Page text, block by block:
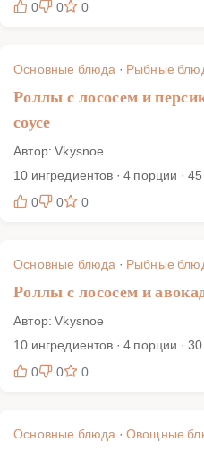
0 0 0
Основные блюда · Рыбные
Роллы с лососем и
соусе
Автор: Vkysnoe
10 ингредиентов · 4 порции ·
0
0 0
Основные блюда · Рыбные
Роллы с лососем и
Автор: Vkysnoe
10 ингредиентов · 4 порции ·
0
0 0
Основные блюда · Овощные